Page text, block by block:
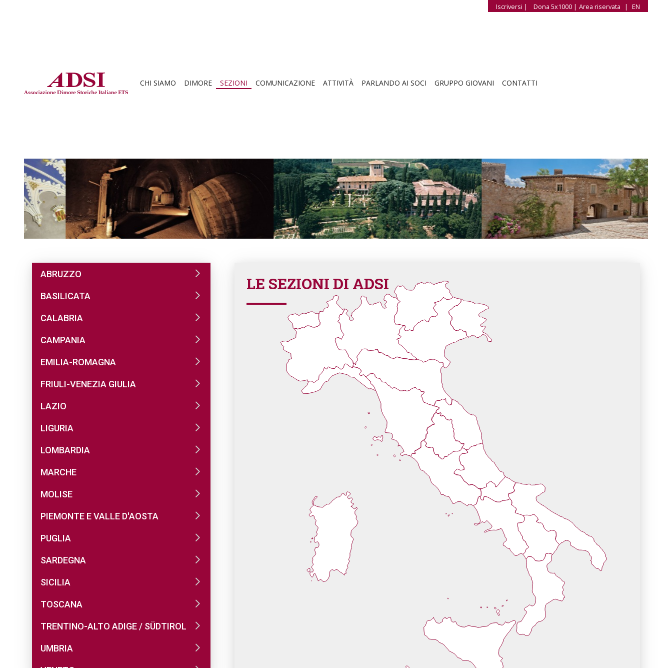
Iscriversi | Dona 5x1000 | Area riservata | EN
CHI SIAMO DIMORE SEZIONI COMUNICAZIONE ATTIVITÀ PARLANDO AI SOCI GRUPPO GIOVANI CONTATTI
ABRUZZO
BASILICATA
CALABRIA
CAMPANIA
EMILIA-ROMAGNA
FRIULI-VENEZIA GIULIA
LAZIO
LIGURIA
LOMBARDIA
MARCHE
MOLISE
PIEMONTE E VALLE D'AOSTA
PUGLIA
SARDEGNA
SICILIA
TOSCANA
TRENTINO-ALTO ADIGE / SÜDTIROL
UMBRIA
LE SEZIONI DI ADSI